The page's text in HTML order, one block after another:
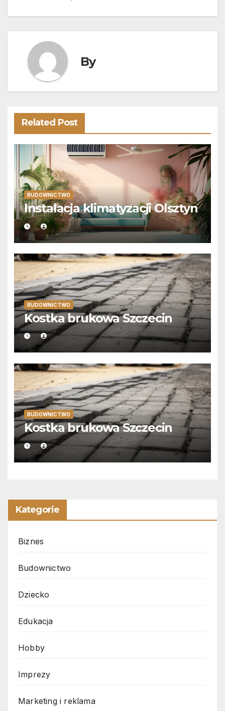
wpisu
By
Related Post
BUDOWNICTWO
Instalacja klimatyzacji Olsztyn
BUDOWNICTWO
Kostka brukowa Szczecin
BUDOWNICTWO
Kostka brukowa Szczecin
Kategorie
Biznes
Budownictwo
Dziecko
Edukacja
Hobby
Imprezy
Marketing i reklama